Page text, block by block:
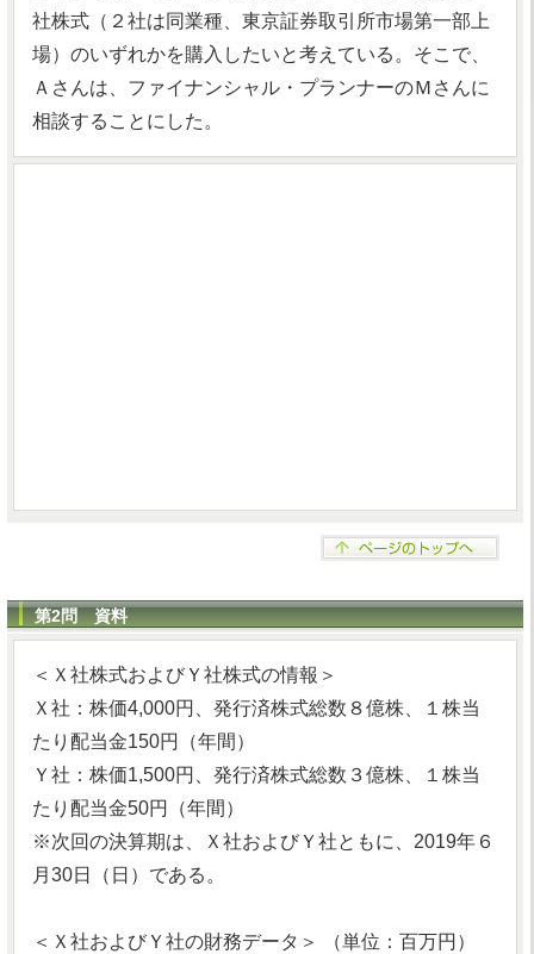
社株式（２社は同業種、東京証券取引所市場第一部上
場）のいずれかを購入したいと考えている。そこで、
Ａさんは、ファイナンシャル・プランナーのＭさんに
相談することにした。
第2問 資料
＜Ｘ社株式およびＹ社株式の情報＞
Ｘ社：株価4,000円、発行済株式総数８億株、１株当
たり配当金150円（年間）
Ｙ社：株価1,500円、発行済株式総数３億株、１株当
たり配当金50円（年間）
※次回の決算期は、Ｘ社およびＹ社ともに、2019年６
月30日（日）である。
＜Ｘ社およびＹ社の財務データ＞ （単位：百万円）